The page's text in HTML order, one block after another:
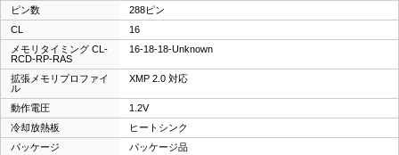
ピン数
288ピン
CL
16
メモリタイミング CL-
RCD-RP-RAS
16-18-18-Unknown
拡張メモリプロファイ
ル
XMP 2.0 対応
動作電圧
1.2V
冷却放熱板
ヒートシンク
パッケージ
パッケージ品